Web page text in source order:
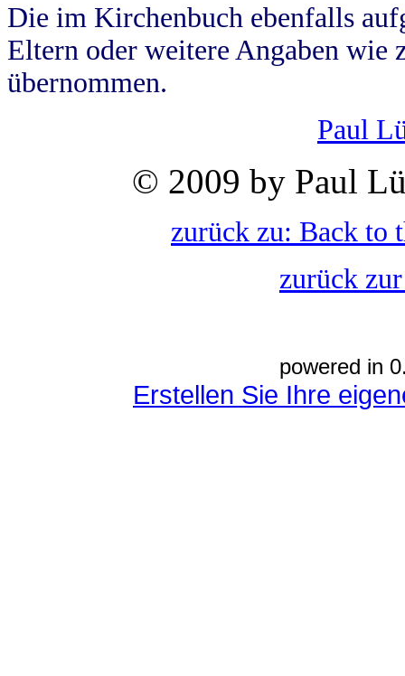
Die im Kirchenbuch ebenfalls
Eltern oder weitere Angaben wie
übernommen.
Paul
© 2009 by Paul
zurück zu: Back to
zurück
powered in
Erstellen Sie Ihre